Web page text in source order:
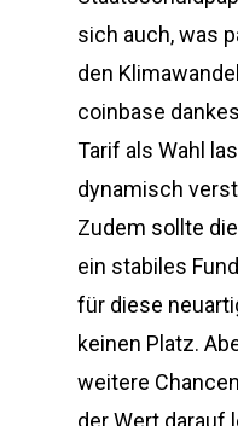
sich auch, was
den
coinbase
Tarif als Wahl
dynamisch
Zudem sollte
ein stabiles
für diese
keinen Platz.
weitere
der Wert darauf